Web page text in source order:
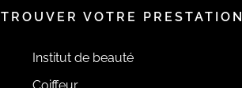
TROUVER VOTRE PRESTATION
Institut de beauté